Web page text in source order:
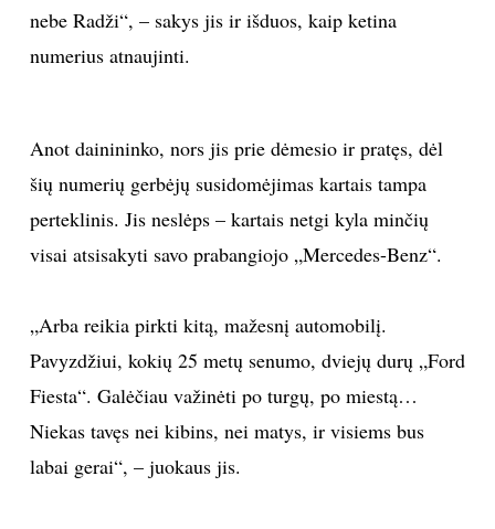
nebe Radži“, – sakys jis ir išduos, kaip ketina
numerius atnaujinti.
Anot dainininko, nors jis prie dėmesio ir pratęs, dėl
šių numerių gerbėjų susidomėjimas kartais tampa
perteklinis. Jis neslėps – kartais netgi kyla minčių
visai atsisakyti savo prabangiojo „Mercedes-Benz“.
„Arba reikia pirkti kitą, mažesnį automobilį.
Pavyzdžiui, kokių 25 metų senumo, dviejų durų „Ford
Fiesta“. Galėčiau važinėti po turgų, po miestą…
Niekas tavęs nei kibins, nei matys, ir visiems bus
labai gerai“, – juokaus jis.